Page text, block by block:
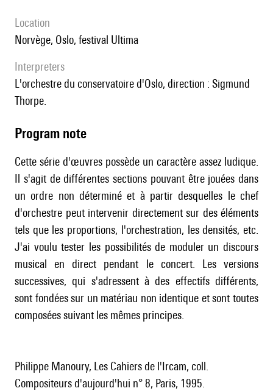
location
Norvège, Oslo, festival Ultima
interpreters
l'orchestre du conservatoire d'Oslo, direction : Sigmund
Thorpe.
Program note
Cette série d'œuvres possède un caractère assez ludique.
Il s'agit de différentes sections pouvant être jouées dans
un ordre non déterminé et à partir desquelles le chef
d'orchestre peut intervenir directement sur des éléments
tels que les proportions, l'orchestration, les densités, etc.
J'ai voulu tester les possibilités de moduler un discours
musical en direct pendant le concert. Les versions
successives, qui s'adressent à des effectifs différents,
sont fondées sur un matériau non identique et sont toutes
composées suivant les mêmes principes.
Philippe Manoury, Les Cahiers de l'Ircam, coll.
Compositeurs d'aujourd'hui n° 8, Paris, 1995.